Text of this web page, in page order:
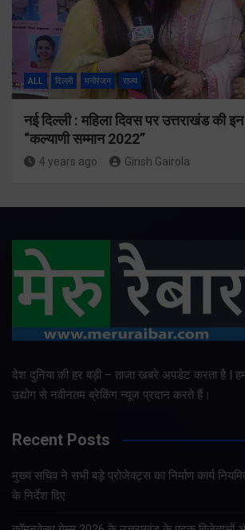
ALL दिल्ली मनोरंजन राज्य
नई दिल्ली : महिला दिवस पर उत्तराखंड की
“कल्याणी सम्मान 2022”
4 years ago Girish Gairola
देश दुनिया की हर बड़ी – ताजा खबरे अपडेट करता है |
उद्योग से नवीनतम ब्रेकिंग न्यूज प्रदान करते हैं।
Recent Posts
मुख्य सचिव ने सभी बड़े प्रोजेक्ट्स का निर्माण कार्य
के निर्देश दिए